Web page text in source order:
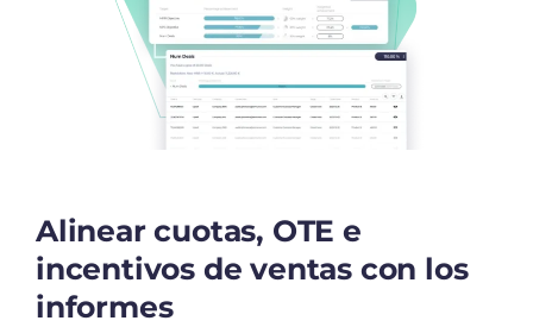
Alinear cuotas, OTE e
incentivos de ventas con los
informes